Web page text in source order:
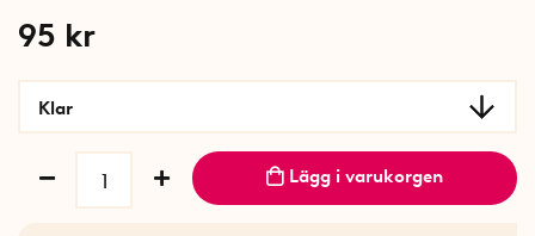
95 kr
Klar
Lägg i varukorgen